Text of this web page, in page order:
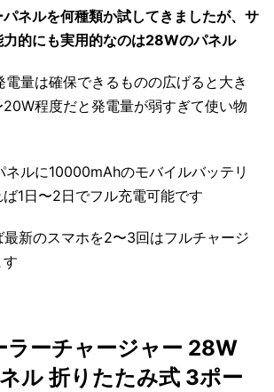
ネルを何種類か試してきましたが、サ
力的にも実用的なのは28Wのパネル
量は確保できるものの広げると大き
程度だと発電量が弱すぎて使い物
ルに10000mAhのモバイルバッテリ
1日〜2日でフル充電可能です
新のスマホを2〜3回はフルチャージ
ーチャージャー 28W
ル 折りたたみ式 3ポー